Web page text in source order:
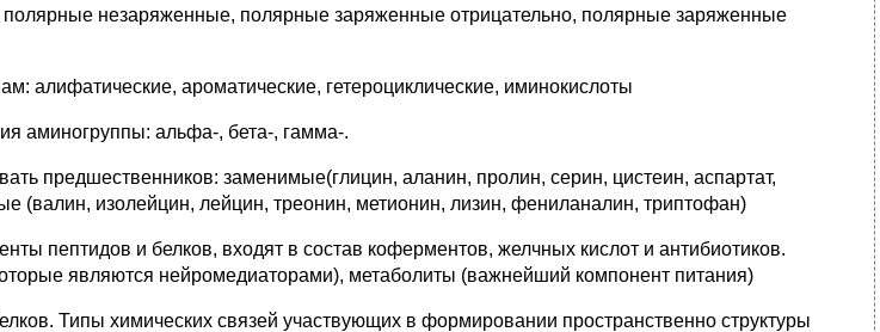
незаряженные, полярные заряженные отрицательно, полярные заряженные
алифатические, ароматические, гетероциклические, иминокислоты
аминогруппы: альфа-, бета-, гамма-.
предшественников: заменимые(глицин, аланин, пролин, серин, цистеин, аспартат,
(валин, изолейцин, лейцин, треонин, метионин, лизин, фениланалин, триптофан)
пептидов и белков, входят в состав коферментов, желчных кислот и антибиотиков.
являются нейромедиаторами), метаболиты (важнейший компонент питания)
Типы химических связей участвующих в формировании пространственно структуры